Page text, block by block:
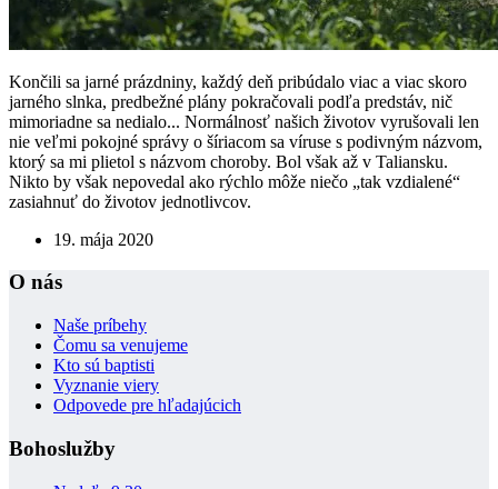
Končili sa jarné prázdniny, každý deň pribúdalo viac a viac skoro
jarného slnka, predbežné plány pokračovali podľa predstáv, nič
mimoriadne sa nedialo... Normálnosť našich životov vyrušovali len
nie veľmi pokojné správy o šíriacom sa víruse s podivným názvom,
ktorý sa mi plietol s názvom choroby. Bol však až v Taliansku.
Nikto by však nepovedal ako rýchlo môže niečo „tak vzdialené“
zasiahnuť do životov jednotlivcov.
19. mája 2020
O nás
Naše príbehy
Čomu sa venujeme
Kto sú baptisti
Vyznanie viery
Odpovede pre hľadajúcich
Bohoslužby